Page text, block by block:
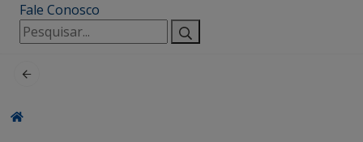
Fale Conosco
Pesquisar
por: